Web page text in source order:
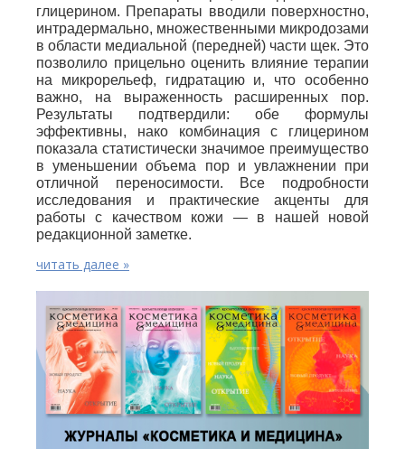
глицерином. Препараты вводили поверхностно,
интрадермально, множественными микродозами
в области медиальной (передней) части щек. Это
позволило прицельно оценить влияние терапии
на микрорельеф, гидратацию и, что особенно
важно, на выраженность расширенных пор.
Результаты подтвердили: обе формулы
эффективны, нако комбинация с глицерином
показала статистически значимое преимущество
в уменьшении объема пор и увлажнении при
отличной переносимости. Все подробности
исследования и практические акценты для
работы с качеством кожи — в нашей новой
редакционной заметке.
читать далее »